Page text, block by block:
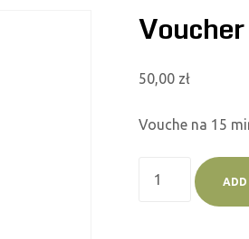
50,00 zł
Vouche na 15
ADD